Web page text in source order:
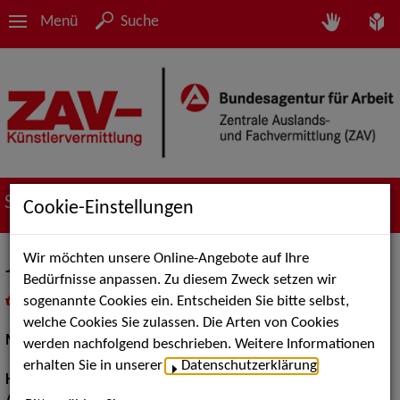
Menü Suche
Suche nach Künstler*innen
Johannes C.
als PDF speichern
inMeine Merklistelegen
Models / Werbung:Fotomodell
Haarfarbe:
Cookie-Einstellungen
Wir möchten unsere Online-Angebote auf Ihre
Bedürfnisse anpassen. Zu diesem Zweck setzen wir
sogenannte Cookies ein. Entscheiden Sie bitte selbst,
welche Cookies Sie zulassen. Die Arten von Cookies
werden nachfolgend beschrieben. Weitere Informationen
erhalten Sie in unserer
Datenschutzerklärung